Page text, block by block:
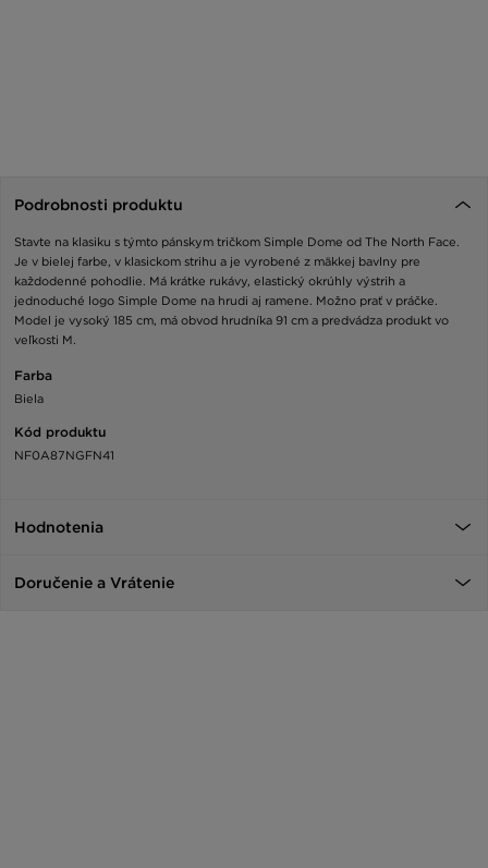
Podrobnosti produktu
Stavte na klasiku s týmto pánskym tričkom Simple Dome od The North Face.
Je v bielej farbe, v klasickom strihu a je vyrobené z mäkkej bavlny pre
každodenné pohodlie. Má krátke rukávy, elastický okrúhly výstrih a
jednoduché logo Simple Dome na hrudi aj ramene. Možno prať v práčke.
Model je vysoký 185 cm, má obvod hrudníka 91 cm a predvádza produkt vo
veľkosti M.
Farba
Biela
Kód produktu
NF0A87NGFN41
Hodnotenia
Doručenie a Vrátenie